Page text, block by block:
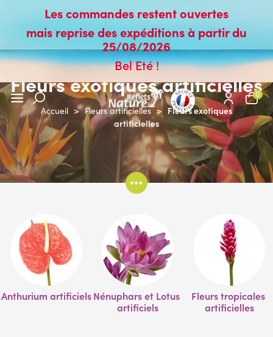
Les commandes restent ouvertes
mais reprise des expéditions à partir du
25/08/2026
Bel Eté !
0
Fleurs exotiques artificielles
Accueil > Fleurs artificielles > Fleurs exotiques
artificielles
Anthurium artificielsNénuphars et Lotus
artificiels
Fleurs tropicales
artificielles